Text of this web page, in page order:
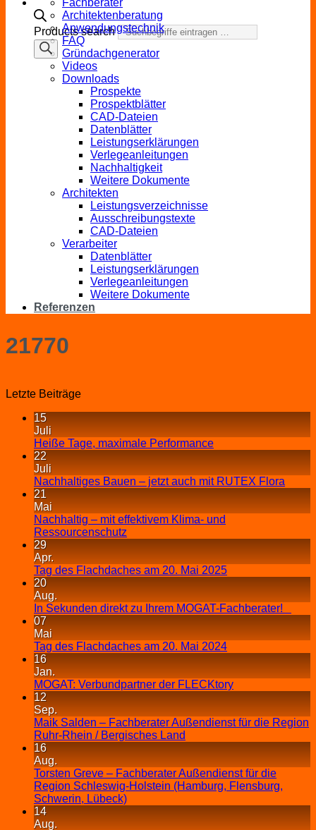
Products search
Fachberater
Architektenberatung
Anwendungstechnik
FAQ
Gründachgenerator
Videos
Downloads
Prospekte
Prospektblätter
CAD-Dateien
Datenblätter
Leistungserklärungen
Verlegeanleitungen
Nachhaltigkeit
Weitere Dokumente
Architekten
Leistungsverzeichnisse
Ausschreibungstexte
CAD-Dateien
Verarbeiter
Datenblätter
Leistungserklärungen
Verlegeanleitungen
Weitere Dokumente
Referenzen
21770
Letzte Beiträge
15
Juli
Heiße Tage, maximale Performance
22
Juli
Nachhaltiges Bauen – jetzt auch mit RUTEX Flora
21
Mai
Nachhaltig – mit effektivem Klima- und
Ressourcenschutz
29
Apr.
Tag des Flachdaches am 20. Mai 2025
20
Aug.
In Sekunden direkt zu Ihrem MOGAT-Fachberater!
07
Mai
Tag des Flachdaches am 20. Mai 2024
16
Jan.
MOGAT: Verbundpartner der FLECKtory
12
Sep.
Maik Salden – Fachberater Außendienst für die Region
Ruhr-Rhein / Bergisches Land
16
Aug.
Torsten Greve – Fachberater Außendienst für die
Region Schleswig-Holstein (Hamburg, Flensburg,
Schwerin, Lübeck)
14
Aug.